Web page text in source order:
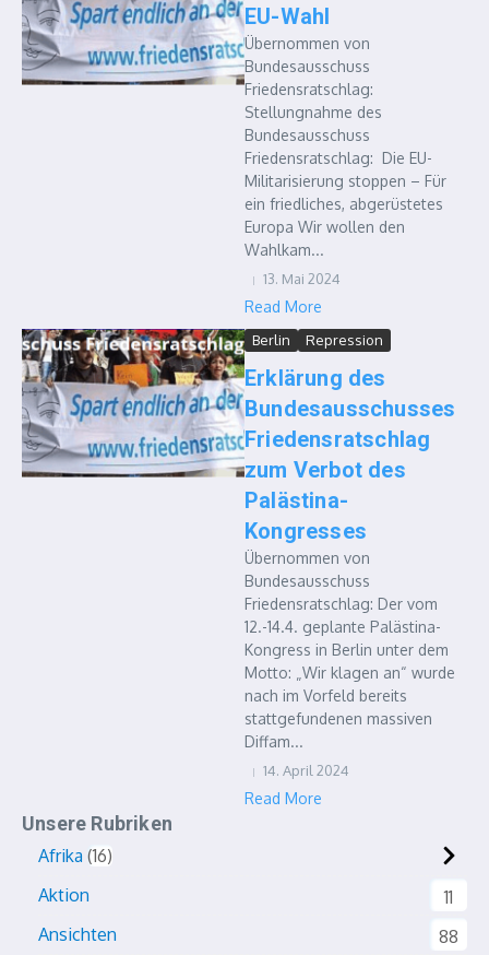
EU-Wahl
Übernommen von
Bundesausschuss
Friedensratschlag:
Stellungnahme des
Bundesausschuss
Friedensratschlag: Die EU-
Militarisierung stoppen – Für
ein friedliches, abgerüstetes
Europa Wir wollen den
Wahlkam...
13. Mai 2024
Read More
Berlin Repression
Erklärung des
Bundesausschusses
Friedensratschlag
zum Verbot des
Palästina-
Kongresses
Übernommen von
Bundesausschuss
Friedensratschlag: Der vom
12.-14.4. geplante Palästina-
Kongress in Berlin unter dem
Motto: „Wir klagen an“ wurde
nach im Vorfeld bereits
stattgefundenen massiven
Diffam...
14. April 2024
Read More
Unsere Rubriken
Afrika 16
Aktion
11
Ansichten
88